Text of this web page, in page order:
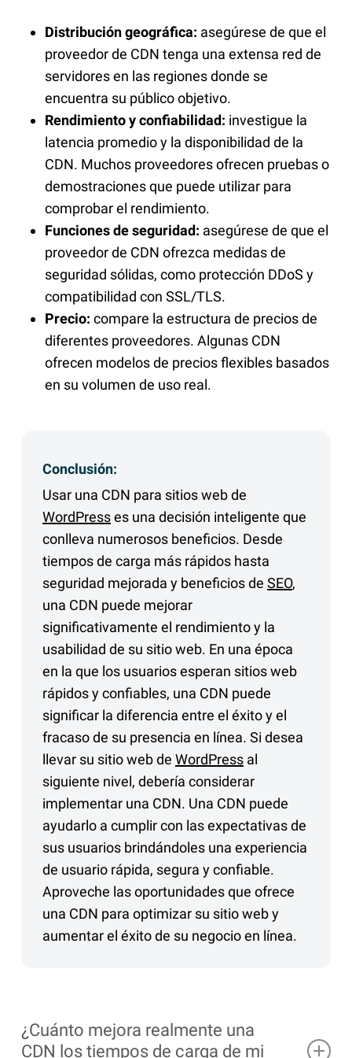
Distribución geográfica: asegúrese de que el
proveedor de CDN tenga una extensa red de
servidores en las regiones donde se
encuentra su público objetivo.
Rendimiento y confiabilidad: investigue la
latencia promedio y la disponibilidad de la
CDN. Muchos proveedores ofrecen pruebas o
demostraciones que puede utilizar para
comprobar el rendimiento.
Funciones de seguridad: asegúrese de que el
proveedor de CDN ofrezca medidas de
seguridad sólidas, como protección DDoS y
compatibilidad con SSL/TLS.
Precio: compare la estructura de precios de
diferentes proveedores. Algunas CDN
ofrecen modelos de precios flexibles basados
en su volumen de uso real.
Conclusión:
Usar una CDN para sitios web de
WordPresses una decisión inteligente que
conlleva numerosos beneficios. Desde
tiempos de carga más rápidos hasta
seguridad mejorada y beneficios de SEO,
una CDN puede mejorar
significativamente el rendimiento y la
usabilidad de su sitio web. En una época
en la que los usuarios esperan sitios web
rápidos y confiables, una CDN puede
significar la diferencia entre el éxito y el
fracaso de su presencia en línea. Si desea
llevar su sitio web de WordPressal
siguiente nivel, debería considerar
implementar una CDN. Una CDN puede
ayudarlo a cumplir con las expectativas de
sus usuarios brindándoles una experiencia
de usuario rápida, segura y confiable.
Aproveche las oportunidades que ofrece
una CDN para optimizar su sitio web y
aumentar el éxito de su negocio en línea.
¿Cuánto mejora realmente una
CDN los tiempos de carga de mi